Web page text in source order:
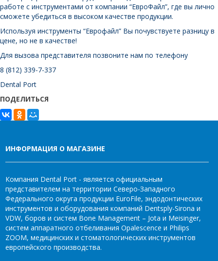
работе с инструментами от компании “ЕвроФайл”, где вы лично
сможете убедиться в высоком качестве продукции.
Используя инструменты “Еврофайл” Вы почувствуете разницу в
цене, но не в качестве!
Для вызова представителя позвоните нам по телефону
8 (812) 339-7-337
Dental Port
ПОДЕЛИТЬСЯ
ИНФОРМАЦИЯ О МАГАЗИНЕ
Компания Dental Port - является официальным
представителем на территории Северо-Западного
Федерального округа продукции EuroFile, эндодонтических
инструментов и оборудования компаний Dentsply-Sirona и
VDW, боров и систем Bone Management – Jota и Meisinger,
систем аппаратного отбеливания Opalescence и Philips
ZOOM, медицинских и стоматологических инструментов
европейского производства.